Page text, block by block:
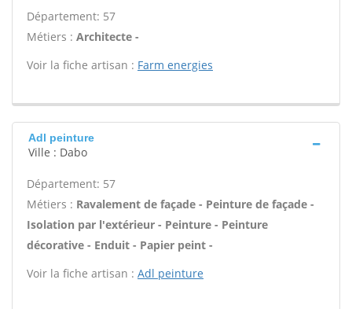
Département: 57
Métiers : Architecte -
Voir la fiche artisan : Farm energies
Adl peinture
Ville : Dabo
Département: 57
Métiers : Ravalement de façade - Peinture de façade -
Isolation par l'extérieur - Peinture - Peinture
décorative - Enduit - Papier peint -
Voir la fiche artisan : Adl peinture